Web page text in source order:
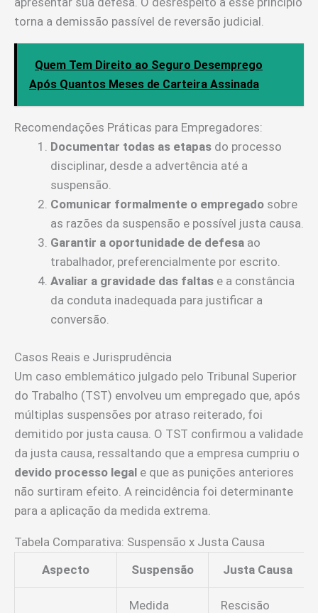
torna a demissão passível de reversão judicial.
Quem Tem Direito ao Seguro Desemprego
Após Quantos Meses de Carteira Assinada
Recomendações Práticas para Empregadores:
Documentar todas as etapas do processo
disciplinar, desde a advertência até a
suspensão.
Comunicar formalmente o empregado sobre
as razões da suspensão e possível justa causa.
Garantir a oportunidade de defesa ao
trabalhador, preferencialmente por escrito.
Avaliar a gravidade das faltas e a constância
da conduta inadequada para justificar a
conversão.
Casos Reais e Jurisprudência
Um caso emblemático julgado pelo Tribunal Superior
do Trabalho (TST) envolveu um empregado que, após
múltiplas suspensões por atraso reiterado, foi
demitido por justa causa. O TST confirmou a validade
da justa causa, ressaltando que a empresa cumpriu o
devido processo legal e que as punições anteriores
não surtiram efeito. A reincidência foi determinante
para a aplicação da medida extrema.
Tabela Comparativa: Suspensão x Justa Causa
Aspecto
Suspensão Justa Causa
Medida
Rescisão